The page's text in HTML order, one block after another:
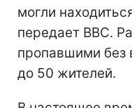
могли
передает ВВС.
пропавшими без
до 50 жителей.